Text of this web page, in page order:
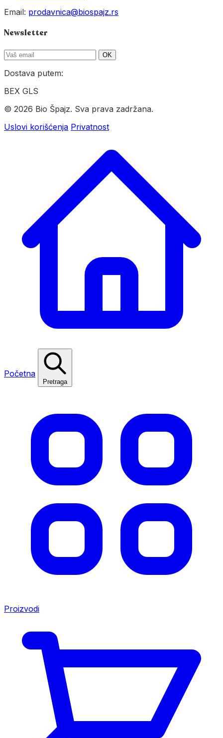
Email: prodavnica@biospajz.rs
Newsletter
OK
Dostava putem:
BEX GLS
© 2026 Bio Špajz. Sva prava zadržana.
Uslovi korišćenja Privatnost
Početna
Pretraga
Proizvodi